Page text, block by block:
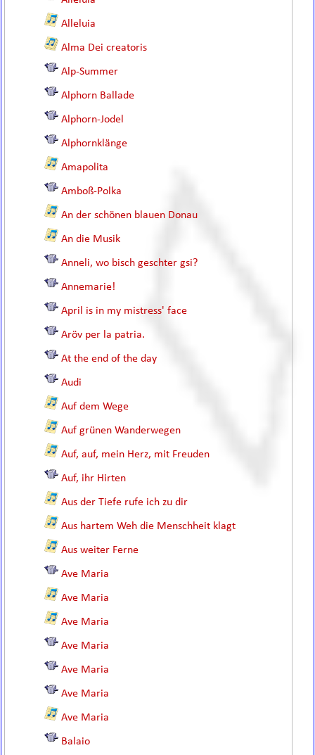
Alleluia
Alma Dei creatoris
Alp-Summer
Alphorn Ballade
Alphorn-Jodel
Alphornklänge
Amapolita
Amboß-Polka
An der schönen blauen Donau
An die Musik
Anneli, wo bisch geschter gsi?
Annemarie!
April is in my mistress' face
Aröv per la patria.
At the end of the day
Audi
Auf dem Wege
Auf grünen Wanderwegen
Auf, auf, mein Herz, mit Freuden
Auf, ihr Hirten
Aus der Tiefe rufe ich zu dir
Aus hartem Weh die Menschheit klagt
Aus weiter Ferne
Ave Maria
Ave Maria
Ave Maria
Ave Maria
Ave Maria
Ave Maria
Ave Maria
Balaio